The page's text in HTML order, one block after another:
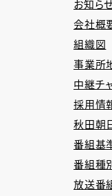
お知ら
会社概
組織図
事業所
中継チ
採用情
秋田朝
番組基
番組種
放送番